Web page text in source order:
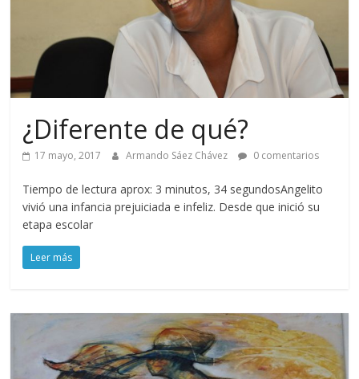
¿Diferente de qué?
17 mayo, 2017 Armando Sáez Chávez 0 comentarios
Tiempo de lectura aprox: 3 minutos, 34 segundosAngelito
vivió una infancia prejuiciada e infeliz. Desde que inició su
etapa escolar
Leer más